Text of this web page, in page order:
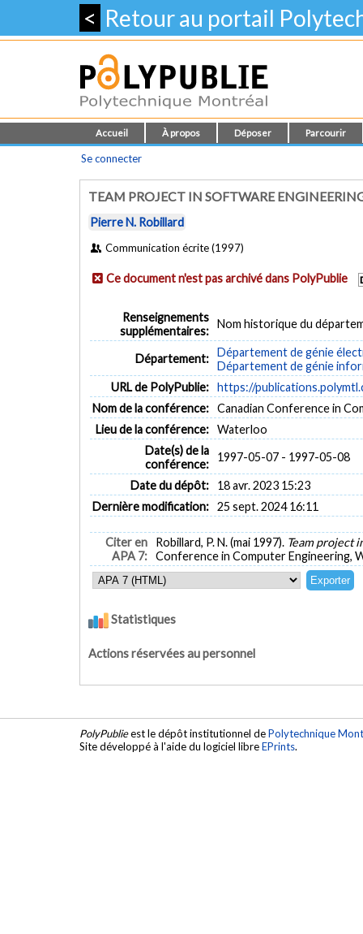
< Retour au portail
Accueil À propos Déposer Parcourir
Se connecter
TEAM PROJECT IN SOFTWARE
Pierre N. Robillard
Communication écrite (1997)
Ce document n'est pas archivé dans PolyPublie
Renseignements
supplémentaires:
Nom historique du
Département: Département de génie
Département de génie
URL de PolyPublie: https://
Nom de la conférence: Canadian Conference in
Lieu de la conférence: Waterloo
Date(s) de la
conférence:
1997-05-07 - 1997-05-08
Date du dépôt:
18 avr. 2023 15:23
Dernière modification: 25 sept. 2024 16:11
Citer en
APA 7:
Robillard, P. N. (mai 1997). Team project
Conference in Computer Engineering,
Statistiques
Actions réservées au personnel
PolyPublieest le dépôt institutionnel dePolytechnique
Site développé à l'aide du logiciel libreEPrints.